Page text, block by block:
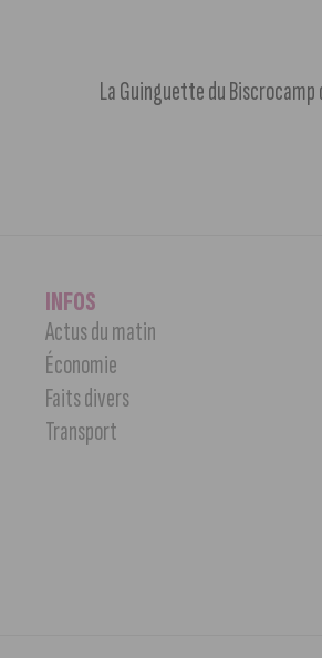
La Guinguette du
INFOS
Actus du matin
Économie
Faits divers
Transport